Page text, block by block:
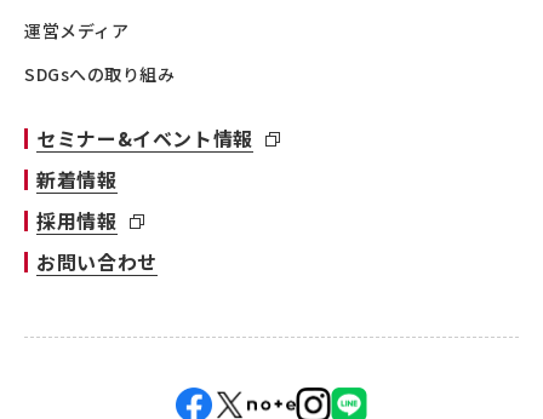
運営メディア
SDGsへの取り組み
セミナー&イベント情報
新着情報
採用情報
お問い合わせ